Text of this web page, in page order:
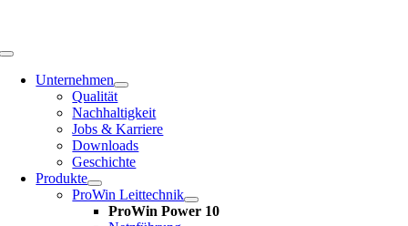
Toggle
NavigationUnternehmen
Qualität
Nachhaltigkeit
Jobs & Karriere
Downloads
Geschichte
Produkte
ProWin Leittechnik
ProWin Power 10